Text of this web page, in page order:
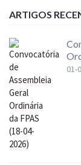
ARTIGOS
01-